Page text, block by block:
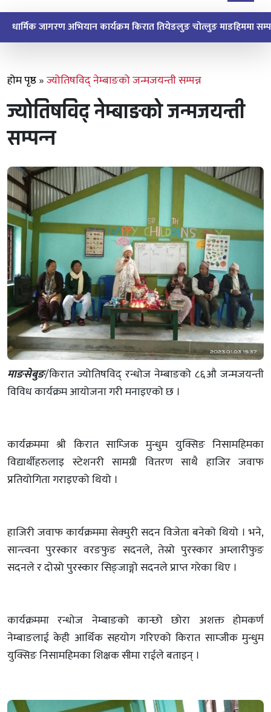
धार्मिक जागरण अभियान किरात
होम पृष्ठ»ज्योतिषविद् नेम्बाङको जन्मजयन्ती सम्पन्न
ज्योतिषविद् नेम्बाङको जन्मजयन्ती
सम्पन्न
माङसेबुङ/किरात ज्योतिषविद् रन्धोज नेम्बाङको ८६औ जन्मजयन्ती
विविध कार्यक्रम आयोजना गरी मनाइएको छ ।
कार्यक्रममा श्री किरात साम्जिक मुन्धुम युक्सिङ निसामहिमका
विद्यार्थीहरुलाइ स्टेशनरी सामग्री वितरण साथै हाजिर जवाफ
प्रतियोगिता गराइएको थियो ।
हाजिरी जवाफ कार्यक्रममा सेक्मुरी सदन विजेता बनेको थियो । भने,
सान्त्वना पुरस्कार वरङफुङ सदनले, तेस्रो पुरस्कार अम्लारीफुङ
सदनले र दोस्रो पुरस्कार सिङ्जाङ्गो सदनले प्राप्त गरेका थिए ।
कार्यक्रममा रन्धोज नेम्बाङको कान्छो छोरा अशक्त होमकर्ण
नेम्बाङलाई केही आर्थिक सहयोग गरिएको किरात साम्जीक मुन्धुम
युक्सिङ निसामहिमका शिक्षक सीमा राईले बताइन् ।